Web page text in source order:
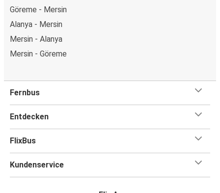
Göreme - Mersin
Alanya - Mersin
Mersin - Alanya
Mersin - Göreme
Fernbus
Entdecken
FlixBus
Kundenservice